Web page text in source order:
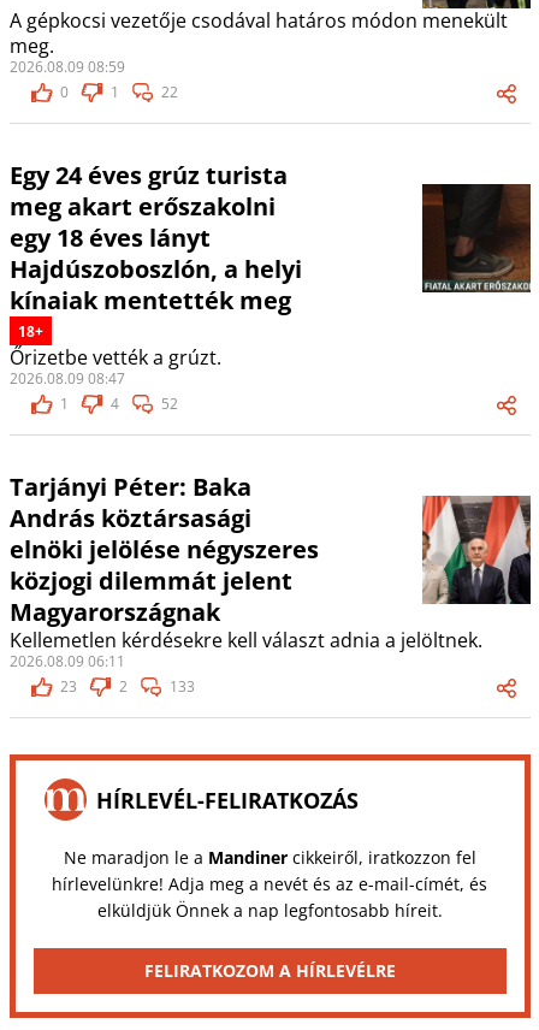
A gépkocsi vezetője csodával határos módon menekült
meg.
2026.08.09 08:59
0
1 22
Egy 24 éves grúz turista
meg akart erőszakolni
egy 18 éves lányt
Hajdúszoboszlón, a helyi
kínaiak mentették meg
18+
Őrizetbe vették a grúzt.
2026.08.09 08:47
1
4 52
Tarjányi Péter: Baka
András köztársasági
elnöki jelölése négyszeres
közjogi dilemmát jelent
Magyarországnak
Kellemetlen kérdésekre kell választ adnia a jelöltnek.
2026.08.09 06:11
23
2 133
HÍRLEVÉL-FELIRATKOZÁS
Ne maradjon le a Mandinercikkeiről, iratkozzon fel
hírlevelünkre! Adja meg a nevét és az e-mail-címét, és
elküldjük Önnek a nap legfontosabb híreit.
FELIRATKOZOM A HÍRLEVÉLRE